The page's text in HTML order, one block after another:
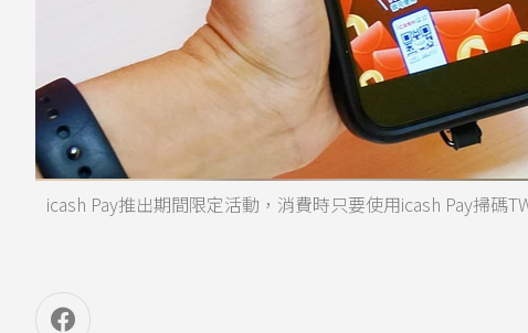
icash Pay推出期間限定活動，消費時只要使用icash Pay掃碼